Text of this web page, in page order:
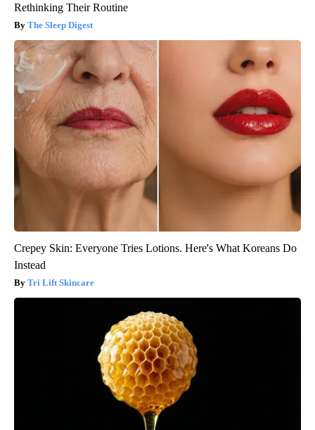
Rethinking Their Routine
The Sleep Digest
Crepey Skin: Everyone Tries Lotions. Here's What Koreans Do
Instead
Tri Lift Skincare